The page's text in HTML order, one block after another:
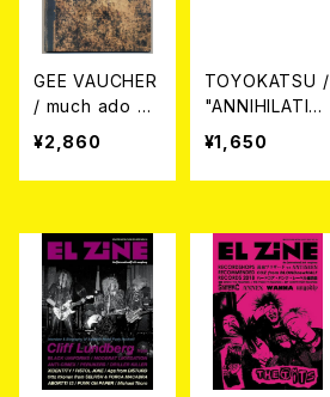
GEE VAUCHER
/ much ado ab
out something
BOOK+CD
¥2,860
TOYOKATSU /
"ANNIHILATIO
N OF ARTWO
RKS" アートワ
ーク集
¥1,650